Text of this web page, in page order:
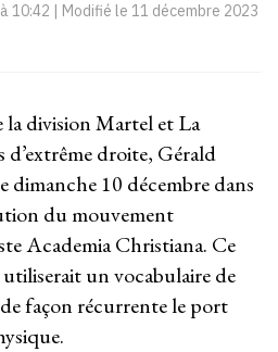
10:42 | Modifié le 11 décembre 2023
division Martel et La
droite, Gérald
dimanche 10 décembre dans
du mouvement
Academia Christiana. Ce
un vocabulaire de
façon récurrente le port